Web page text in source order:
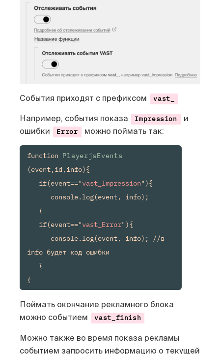
События приходят с префиксом vast_
Например, события показа Impression
и
ошибки
Error можно поймать так:
function PlayerjsEvents
(event,id,info){
   if(event=="
vast_Impression"){
   if(event=="
vast_Error"){
info будет код ошибки
}
Поймать окончание рекламного блока
можно событием
vast_finish
Можно также во время показа рекламы
событием запросить информацию о текущей